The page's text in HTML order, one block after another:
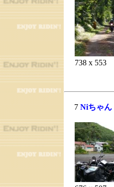
738 x 553
7 Niちゃん